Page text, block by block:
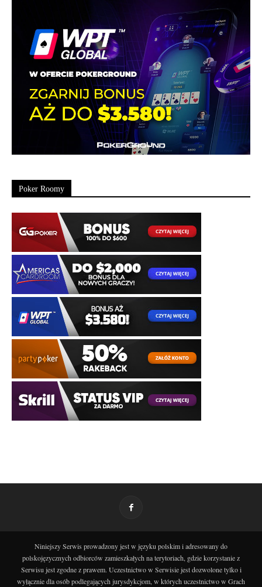
Poker Roomy
Niniejszy Serwis prowadzony jest w języku polskim i adresowany do
polskojęzycznych odbiorców zamieszkałych na terytoriach, gdzie korzystanie z
Serwisu jest zgodne z prawem. Uczestnictwo w Serwisie jest dozwolone tylko i
wyłącznie dla osób podlegających jurysdykcjom, w których uczestnictwo w Grach